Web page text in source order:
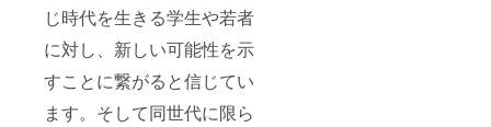
じ時代を生きる学生や若者
に対し、新しい可能性を示
すことに繋がると信じてい
ます。そして同世代に限ら